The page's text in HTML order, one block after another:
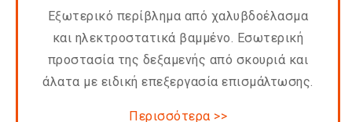
Εξωτερικό περίβλημα από χαλυβδοέλασμα
και ηλεκτροστατικά βαμμένο. Εσωτερική
προστασία της δεξαμενής από σκουριά και
άλατα με ειδική επεξεργασία επισμάλτωσης.
Περισσότερα >>